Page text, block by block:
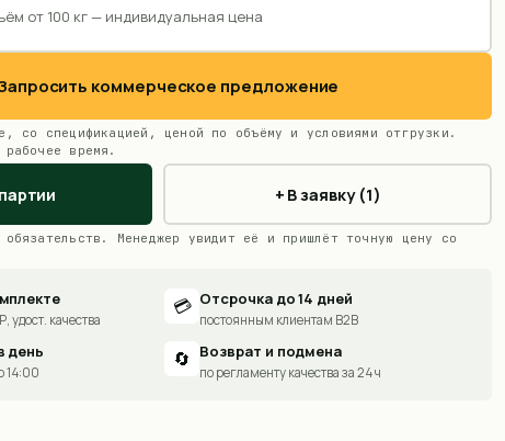
от 100 кг — индивидуальная цена
коммерческое предложение
со спецификацией, ценой по объёму и условиями отгрузки.
время.
+ В заявку (1)
обязательств. Менеджер увидит её и пришлёт точную цену со
удост. качества
💳 Отсрочка до 14 дней
постоянным клиентам B2B
день
14:00
🔄 Возврат и подмена
по регламенту качества за 24 ч